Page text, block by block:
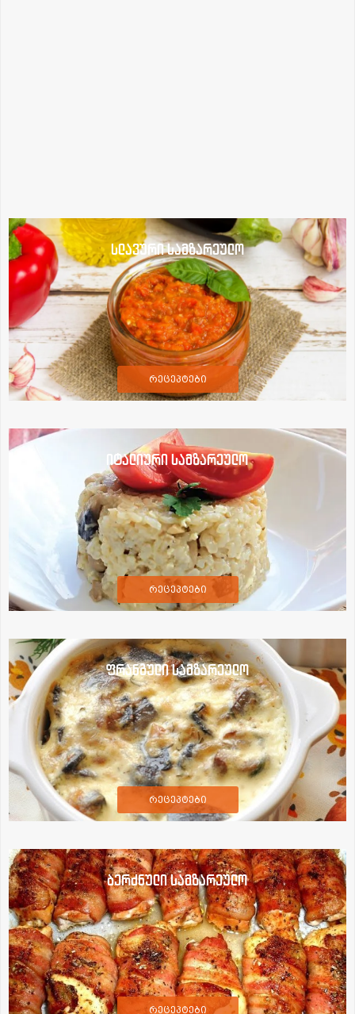
სლავური სამზარეულო
რეცეპტები
იტალიური სამზარეულო
რეცეპტები
ფრანგული სამზარეულო
რეცეპტები
ბერძნული სამზარეულო
რეცეპტები